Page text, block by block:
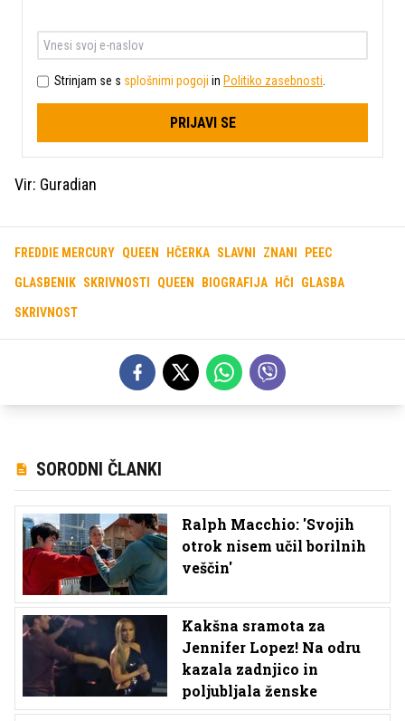
Strinjam se s splošnimi pogoji in Politiko zasebnosti
PRIJAVI SE
Vir: Guradian
FREDDIE MERCURY QUEEN HČERKA SLAVNI ZNANI PEEC
GLASBENIK SKRIVNOSTI QUEEN BIOGRAFIJA HČI GLASBA
SKRIVNOST
SORODNI ČLANKI
Ralph Macchio: 'Svojih
otrok nisem učil borilnih
veščin'
Kakšna sramota za
Jennifer Lopez! Na odru
kazala zadnjico in
poljubljala ženske